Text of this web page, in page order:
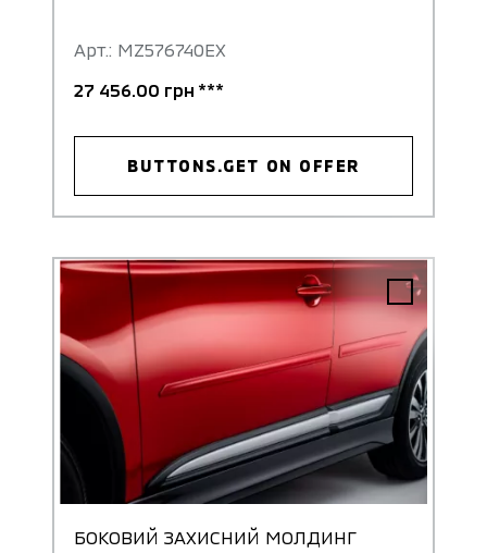
Арт.: MZ576740EX
27 456.00 грн ***
BUTTONS.GET ON OFFER
БОКОВИЙ ЗАХИСНИЙ МОЛДИНГ